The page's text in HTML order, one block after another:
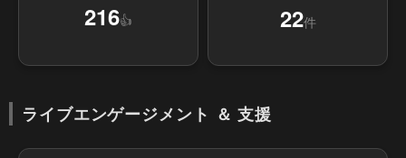
216👍 22件
ライブエンゲージメント ＆ 支援